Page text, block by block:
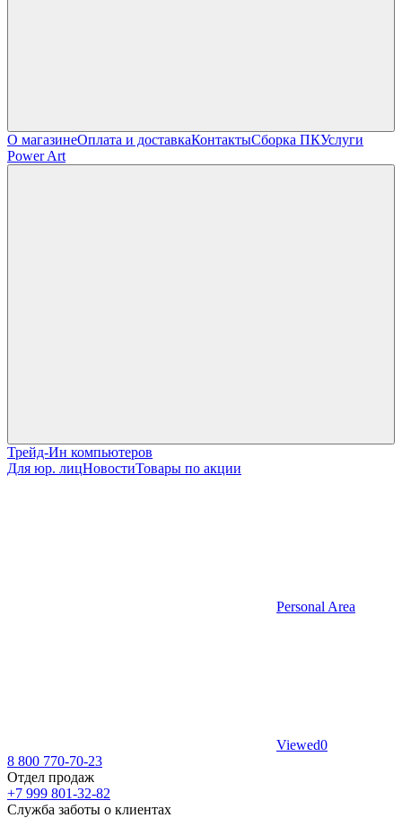
О магазинеОплата и доставкаКонтактыСборка ПКУслуги
Power Art
Трейд-Ин компьютеров
Для юр. лицНовостиТовары по акции
Personal Area
Viewed0
8 800 770-70-23
Отдел продаж
+7 999 801-32-82
Служба заботы о клиентах